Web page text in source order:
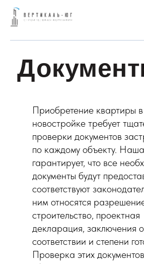
Приобретение квартиры в
новостройке требует
проверки документов
по каждому объекту.
гарантирует, что все
документы будут
соответствуют
ним относятся
строительство, проектная
декларация, заключения о
соответствии и степени
Проверка этих